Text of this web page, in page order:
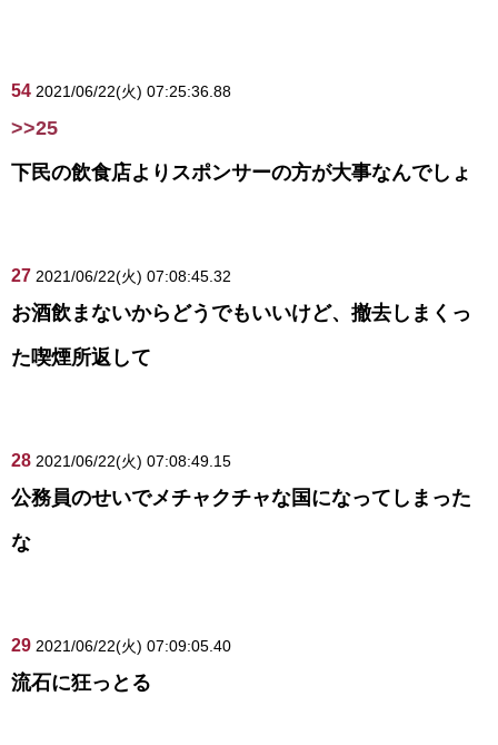
54 2021/06/22(火) 07:25:36.88
>>25
下民の飲食店よりスポンサーの方が大事なんでしょ
27 2021/06/22(火) 07:08:45.32
お酒飲まないからどうでもいいけど、撤去しまくっ
た喫煙所返して
28 2021/06/22(火) 07:08:49.15
公務員のせいでメチャクチャな国になってしまった
な
29 2021/06/22(火) 07:09:05.40
流石に狂っとる